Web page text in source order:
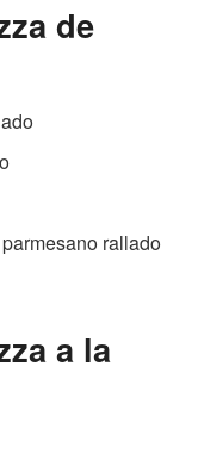
de
rallado
a la